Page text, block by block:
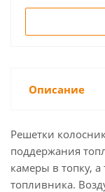
Описание
Решетки
поддержания
камеры в топку,
топливника.